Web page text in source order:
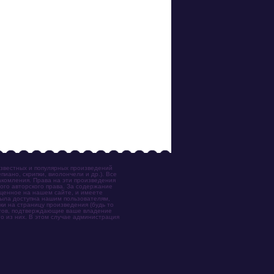
и популярных произведений
скрипки, виолончели и др.). Все
Права на эти произведения
авторского права. За содержание
на нашем сайте, и имеете
доступна нашим пользователям,
на страницу произведения (будь то
подтверждающие ваше владение
из них. В этом случае администрация